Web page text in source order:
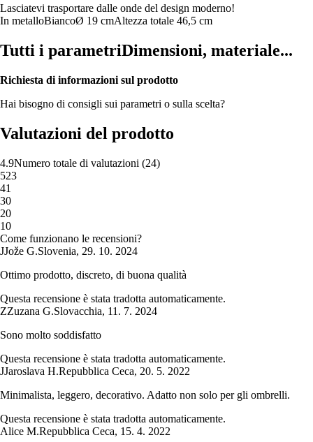
Lasciatevi trasportare dalle onde del design moderno!
In metalloBiancoØ 19 cmAltezza totale 46,5 cm
Tutti i parametriDimensioni, materiale...
Richiesta di informazioni sul prodotto
Hai bisogno di consigli sui parametri o sulla scelta?
Valutazioni del prodotto
4.9Numero totale di valutazioni (24)
523
41
30
20
10
Come funzionano le recensioni?
JJože G.Slovenia, 29. 10. 2024
Ottimo prodotto, discreto, di buona qualità
Questa recensione è stata tradotta automaticamente.
ZZuzana G.Slovacchia, 11. 7. 2024
Sono molto soddisfatto
Questa recensione è stata tradotta automaticamente.
JJaroslava H.Repubblica Ceca, 20. 5. 2022
Minimalista, leggero, decorativo. Adatto non solo per gli ombrelli.
Questa recensione è stata tradotta automaticamente.
Alice M.Repubblica Ceca, 15. 4. 2022